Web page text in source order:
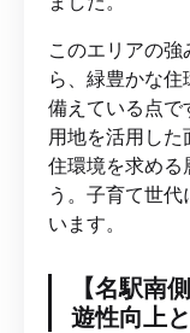
このエリアの
ら、緑豊かな
備えている点で
用地を活用し
住環境を求める
う。子育て世
います。
【名駅南
遊性向上